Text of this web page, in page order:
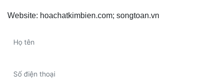
Website: hoachatkimbien.com; songtoan.vn